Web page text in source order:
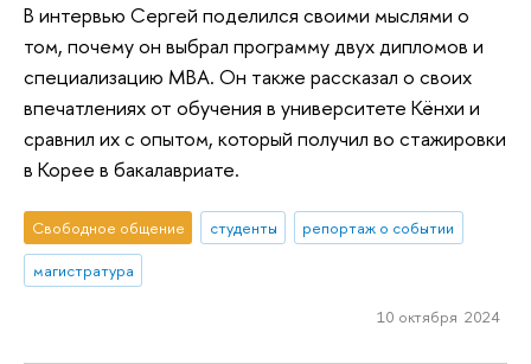
В интервью Сергей поделился своими мыслями о
том, почему он выбрал программу двух дипломов и
специализацию MBA. Он также рассказал о своих
впечатлениях от обучения в университете Кёнхи и
сравнил их с опытом, который получил во стажировки
в Корее в бакалавриате.
Свободное общение студенты
репортаж о событии
магистратура
10 октября 2024